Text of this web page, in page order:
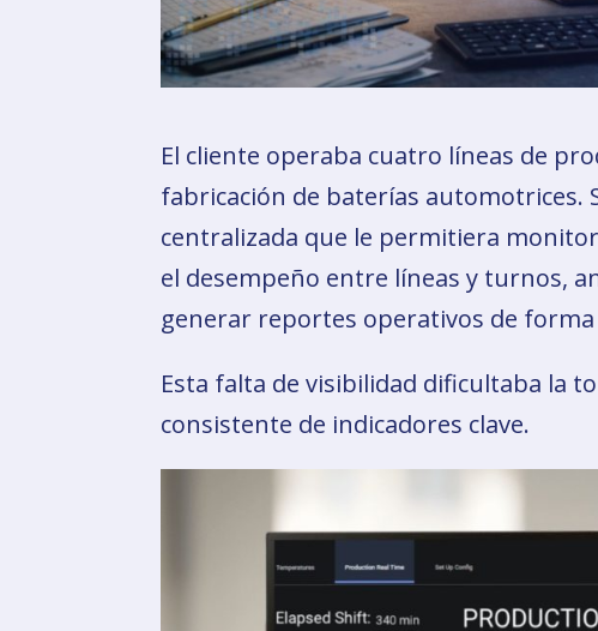
El cliente operaba cuatro líneas de
fabricación de baterías
centralizada que le permitiera
el desempeño entre líneas y turnos,
generar reportes operativos de forma
Esta falta de visibilidad dificultaba la
consistente de indicadores clave.